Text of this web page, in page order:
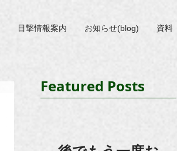
目撃情報案内 お知らせ(blog) 資料
Featured Posts